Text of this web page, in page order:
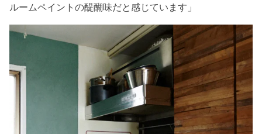
ルームペイントの醍醐味だと感じています」